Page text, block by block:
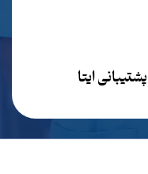
پشتیبانی ایتا